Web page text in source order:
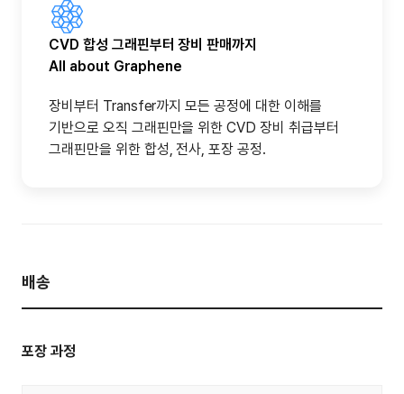
CVD 합성 그래핀부터 장비 판매까지
All about Graphene
장비부터 Transfer까지 모든 공정에 대한 이해를
기반으로 오직 그래핀만을 위한 CVD 장비 취급부터
그래핀만을 위한 합성, 전사, 포장 공정.
배송
포장 과정